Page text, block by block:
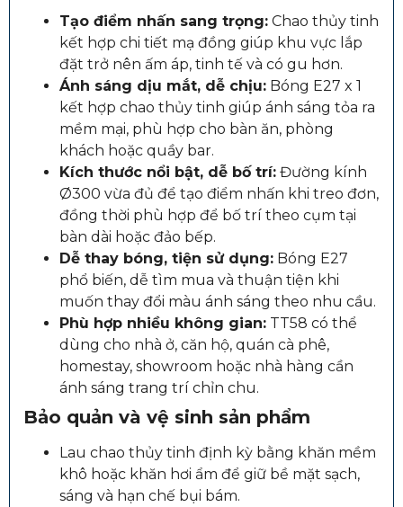
Tạo điểm nhấn sang trọng: Chao thủy tinh
kết hợp chi tiết mạ đồng giúp khu vực lắp
đặt trở nên ấm áp, tinh tế và có gu hơn.
Ánh sáng dịu mắt, dễ chịu: Bóng E27 x 1
kết hợp chao thủy tinh giúp ánh sáng tỏa ra
mềm mại, phù hợp cho bàn ăn, phòng
khách hoặc quầy bar.
Kích thước nổi bật, dễ bố trí: Đường kính
Ø300 vừa đủ để tạo điểm nhấn khi treo đơn,
đồng thời phù hợp để bố trí theo cụm tại
bàn dài hoặc đảo bếp.
Dễ thay bóng, tiện sử dụng: Bóng E27
phổ biến, dễ tìm mua và thuận tiện khi
muốn thay đổi màu ánh sáng theo nhu cầu.
Phù hợp nhiều không gian: TT58 có thể
dùng cho nhà ở, căn hộ, quán cà phê,
homestay, showroom hoặc nhà hàng cần
ánh sáng trang trí chỉn chu.
Bảo quản và vệ sinh sản phẩm
Lau chao thủy tinh định kỳ bằng khăn mềm
khô hoặc khăn hơi ẩm để giữ bề mặt sạch,
sáng và hạn chế bụi bám.